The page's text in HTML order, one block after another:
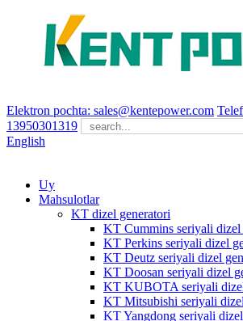
Elektron pochta: sales@kentepower.com
13950301319
English
Uy
Mahsulotlar
KT dizel generatori
KT Cummins seriyali dizel
KT Perkins seriyali dizel
KT Deutz seriyali dizel
KT Doosan seriyali dizel
KT KUBOTA seriyali
KT Mitsubishi seriyali
KT Yangdong seriyali